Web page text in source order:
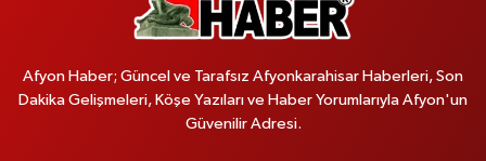
Afyon Haber; Güncel ve Tarafsız Afyonkarahisar Haberleri, Son
Dakika Gelişmeleri, Köşe Yazıları ve Haber Yorumlarıyla Afyon'un
Güvenilir Adresi.